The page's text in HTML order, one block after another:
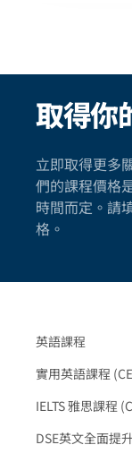
取得你
立即取得更多
們的課程價格
時間而定。請
格。
英語課程
實用英語課程
IELTS 雅思課程
DSE英文全面提